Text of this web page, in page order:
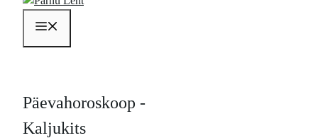
Päevahoroskoop -
Kaljukits